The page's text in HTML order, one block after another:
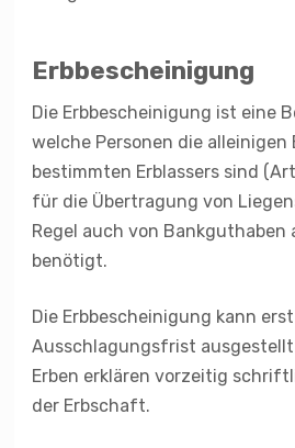
Erbbescheinigung
Die Erbbescheinigung ist eine
welche Personen die alleinigen
bestimmten Erblassers sind
für die Übertragung von
Regel auch von Bankguthaben
benötigt.
Die Erbbescheinigung kann
Ausschlagungsfrist ausgestellt
Erben erklären vorzeitig
der Erbschaft.